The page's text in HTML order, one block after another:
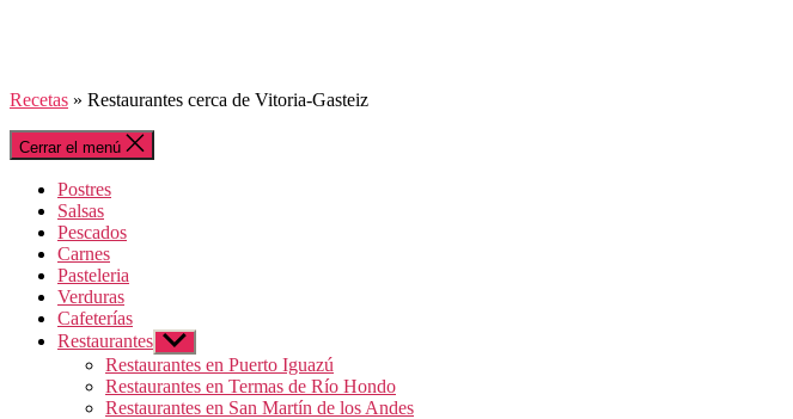
Recetas » Restaurantes cerca de Vitoria-Gasteiz
Cerrar el menú
Postres
Salsas
Pescados
Carnes
Pasteleria
Verduras
Cafeterías
Restaurantes Mostrar
el
submenú
Restaurantes en Puerto Iguazú
Restaurantes en Termas de Río Hondo
Restaurantes en San Martín de los Andes